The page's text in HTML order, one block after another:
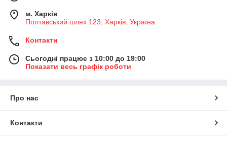
м. Харків
Полтавський шлях 123, Харків, Україна
Контакти
Сьогодні працює з 10:00 до 19:00
Показати весь графік роботи
Про нас
Контакти